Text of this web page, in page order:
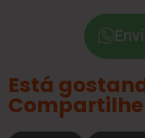
Está
Compartilhe